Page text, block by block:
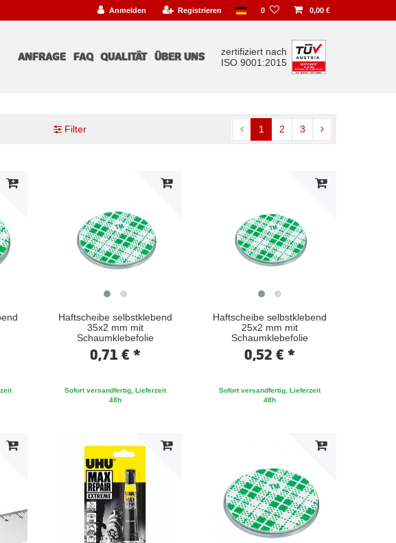
Anmelden Registrieren 0 0,00 €
ANFRAGE FAQ QUALITÄT ÜBER UNS
zertifiziert nach
ISO 9001:2015
Filter 1 2 3
Haftscheibe selbstklebend
35x2 mm mit
Schaumklebefolie
0,71 € *
Sofort versandfertig, Lieferzeit
48h
Haftscheibe selbstklebend
25x2 mm mit
Schaumklebefolie
0,52 € *
Sofort versandfertig, Lieferzeit
48h